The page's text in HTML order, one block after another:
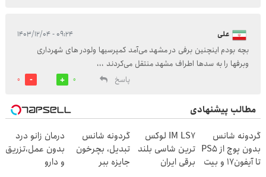
علی ۰۹:۲۴ - ۱۴۰۳/۱۲/۰۴
بچه بودم اینچنین برفی در مشهد می‌آمد کمپرسیها ولودر های شهرداری
وبرفها را به سدها اطراف مشهد منتقل می‌کردند ،،،
پاسخ
0
0
مطالب پیشنهادی
گردونه شانس
بدون پوچ از PS5
تا آیفون17 و بیت
IM LS7 لوکس
ترین شاسی بلند
برقی ایران
گردونه شانس
تبدیل، بچرخون
جایزه ببر
درمان زانو درد
بدون عمل،تزریق
و دارو